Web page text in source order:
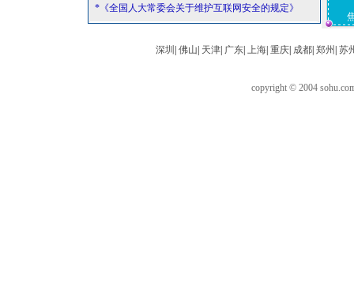
*《全国人大常委会关于维护互联网安全的规定》
深圳 佛山 天津| 广东| 上海| 重庆| 成都| 郑州 苏
copyright © 2004